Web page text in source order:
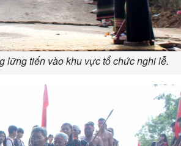
lững tiến vào khu vực tổ chức nghi lễ.